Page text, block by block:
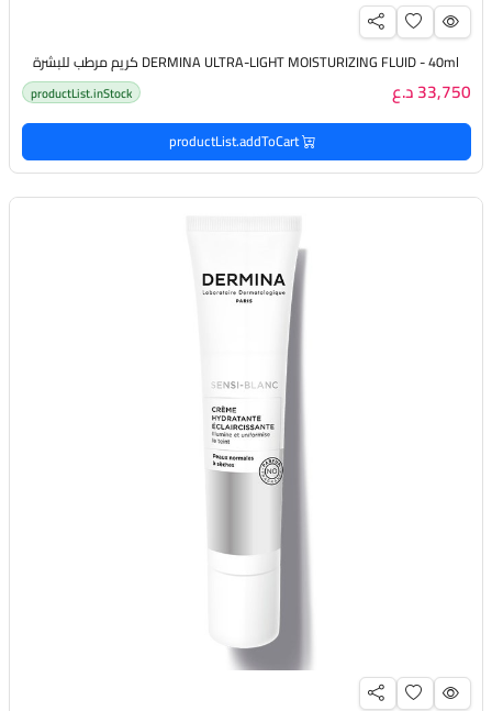
DERMINA ULTRA-LIGHT MOISTURIZING FLUID - 40ml كريم مرطب للبشرة
33,750 د.ع productList.inStock
productList.addToCart